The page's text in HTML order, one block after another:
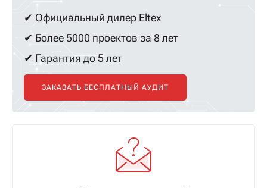
✔ Официальный дилер Eltex
✔ Более 5000 проектов за 8 лет
✔ Гарантия до 5 лет
ЗАКАЗАТЬ БЕСПЛАТНЫЙ АУДИТ